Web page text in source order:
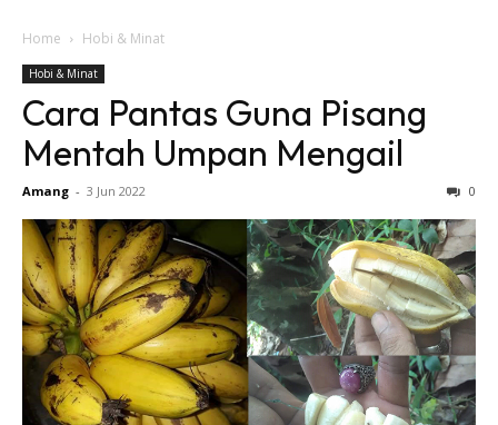
Home Hobi & Minat
Hobi & Minat
Cara Pantas Guna Pisang
Mentah Umpan Mengail
Amang - 3 Jun 2022 0